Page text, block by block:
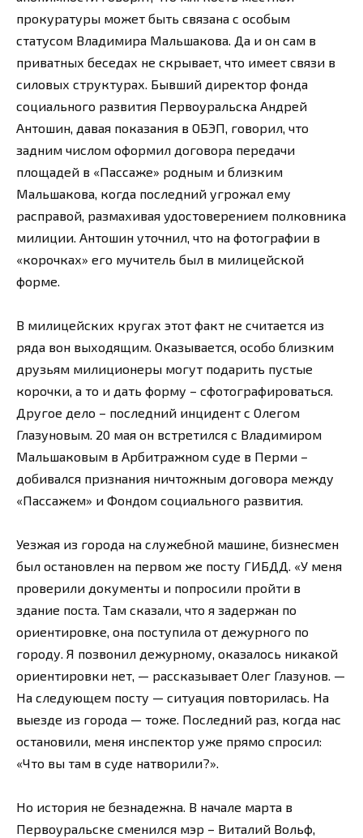
прокуратуры может быть связана с особым
статусом Владимира Мальшакова. Да и он сам в
приватных беседах не скрывает, что имеет связи в
силовых структурах. Бывший директор фонда
социального развития Первоуральска Андрей
Антошин, давая показания в ОБЭП, говорил, что
задним числом оформил договора передачи
площадей в «Пассаже» родным и близким
Мальшакова, когда последний угрожал ему
расправой, размахивая удостоверением полковника
милиции. Антошин уточнил, что на фотографии в
«корочках» его мучитель был в милицейской
форме.
В милицейских кругах этот факт не считается из
ряда вон выходящим. Оказывается, особо близким
друзьям милиционеры могут подарить пустые
корочки, а то и дать форму – сфотографироваться.
Другое дело – последний инцидент с Олегом
Глазуновым. 20 мая он встретился с Владимиром
Мальшаковым в Арбитражном суде в Перми –
добивался признания ничтожным договора между
«Пассажем» и Фондом социального развития.
Уезжая из города на служебной машине, бизнесмен
был остановлен на первом же посту ГИБДД. «У меня
проверили документы и попросили пройти в
здание поста. Там сказали, что я задержан по
ориентировке, она поступила от дежурного по
городу. Я позвонил дежурному, оказалось никакой
ориентировки нет, — рассказывает Олег Глазунов. —
На следующем посту — ситуация повторилась. На
выезде из города — тоже. Последний раз, когда нас
остановили, меня инспектор уже прямо спросил:
«Что вы там в суде натворили?».
Но история не безнадежна. В начале марта в
Первоуральске сменился мэр – Виталий Вольф,